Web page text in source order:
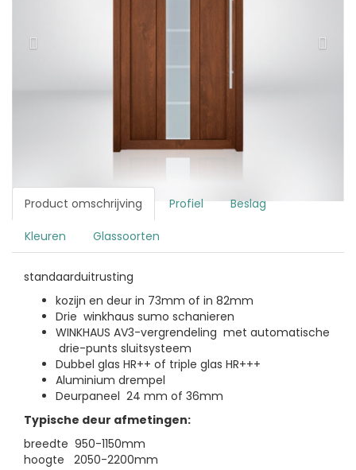
Product omschrijving Profiel Beslag
Kleuren Glassoorten
standaarduitrusting
kozijn en deur in 73mm of in 82mm
Drie winkhaus sumo schanieren
WINKHAUS AV3-vergrendeling met automatische
drie-punts sluitsysteem
Dubbel glas HR++ of triple glas HR+++
Aluminium drempel
Deurpaneel 24 mm of 36mm
Typische deur afmetingen:
breedte 950-1150mm
hoogte 2050-2200mm